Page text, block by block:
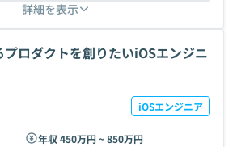
詳細を表示
ロダクトを創りたいiOSエンジニ
iOSエンジニア
年収 450万円 ~ 850万円